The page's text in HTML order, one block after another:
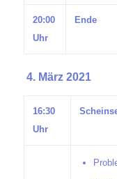
20:00
Uhr
Ende
4. März 2021
16:30
Uhr